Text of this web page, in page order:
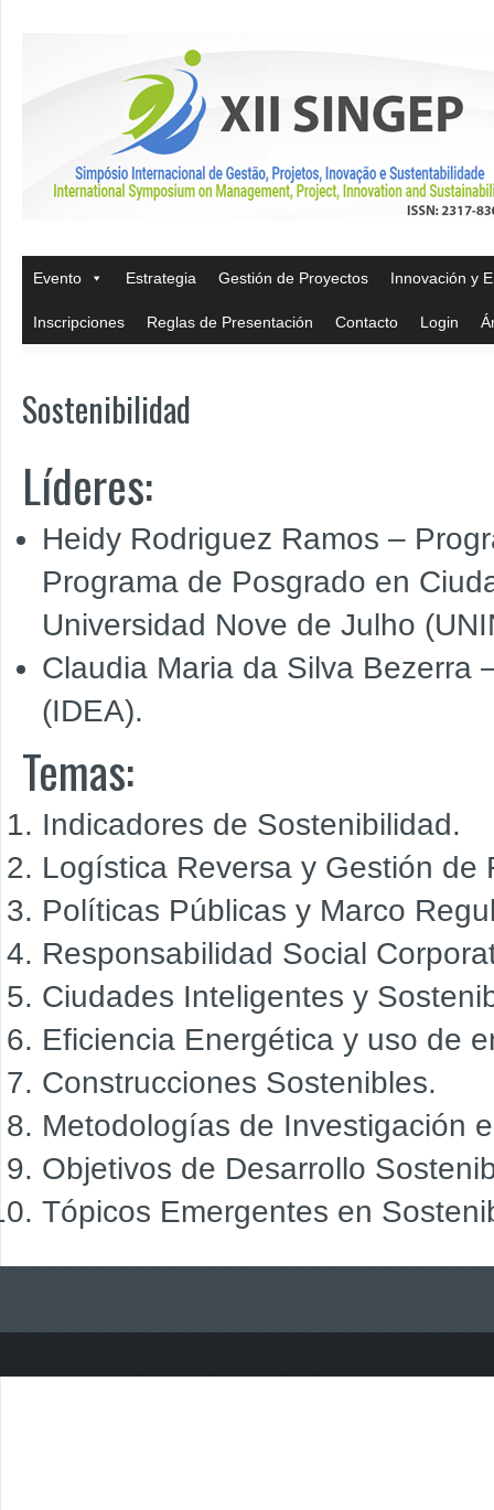
Evento Estrategia Gestión de Proyectos Innovación y
Inscripciones Reglas de Presentación Contacto Login
Sostenibilidad
Líderes:
Heidy Rodriguez Ramos –
Programa de Posgrado en
Universidad Nove de Julho
Claudia Maria da Silva Bezerra
(IDEA).
Temas:
Indicadores de Sostenibilidad.
Logística Reversa y Gestión de
Políticas Públicas y Marco
Responsabilidad Social
Ciudades Inteligentes y
Eficiencia Energética y uso de
Construcciones Sostenibles.
Metodologías de Investigación
Objetivos de Desarrollo
Tópicos Emergentes en